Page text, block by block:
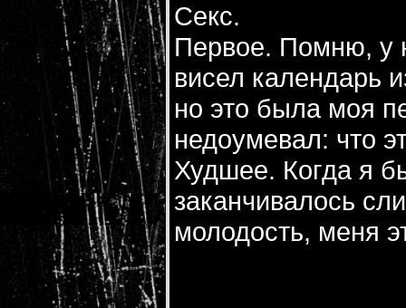
Секс.
Первое. Помню, у
висел календарь
но это была моя
недоумевал: что
Худшее. Когда я
заканчивалось
молодость, меня